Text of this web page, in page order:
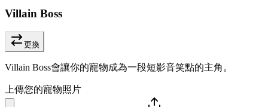
Villain Boss
更換
Villain Boss會讓你的寵物成為一段短影音笑點的主角。
上傳您的寵物照片